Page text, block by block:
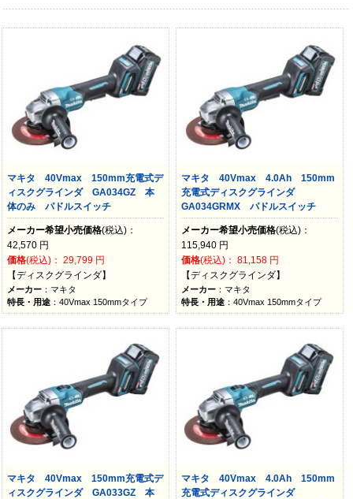
マキタ 40Vmax 150mm充電式デ
ィスクグラインダ GA034GZ 本
体のみ パドルスイッチ
メーカー希望小売価格(税込)：
42,570 円
価格(税込)：29,799 円
【ディスクグラインダ】
メーカー ：マキタ
特長・用途 ：40Vmax 150mmタイプ
マキタ 40Vmax 4.0Ah 150mm
充電式ディスクグラインダ
GA034GRMX パドルスイッチ
メーカー希望小売価格(税込)：
115,940 円
価格(税込)：81,158 円
【ディスクグラインダ】
メーカー ：マキタ
特長・用途 ：40Vmax 150mmタイプ
マキタ 40Vmax 150mm充電式デ
ィスクグラインダ GA033GZ 本
マキタ 40Vmax 4.0Ah 150mm
充電式ディスクグラインダ